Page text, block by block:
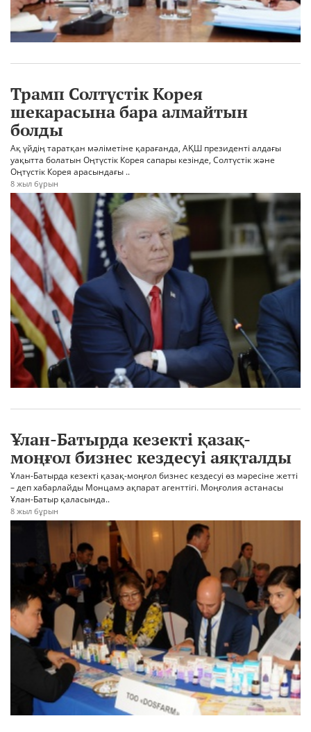
Трамп Солтүстік Корея
шекарасына бара алмайтын
болды
Ақ үйдің таратқан мәліметіне қарағанда, АҚШ президенті алдағы
уақытта болатын Оңтүстік Корея сапары кезінде, Солтүстік және
Оңтүстік Корея арасындағы ..
8 жыл бұрын
Ұлан-Батырда кезекті қазақ-
моңғол бизнес кездесуі аяқталды
Ұлан-Батырда кезекті қазақ-моңғол бизнес кездесуі өз мәресіне жетті
– деп хабарлайды Монцамэ ақпарат агенттігі. Моңғолия астанасы
Ұлан-Батыр қаласында..
8 жыл бұрын